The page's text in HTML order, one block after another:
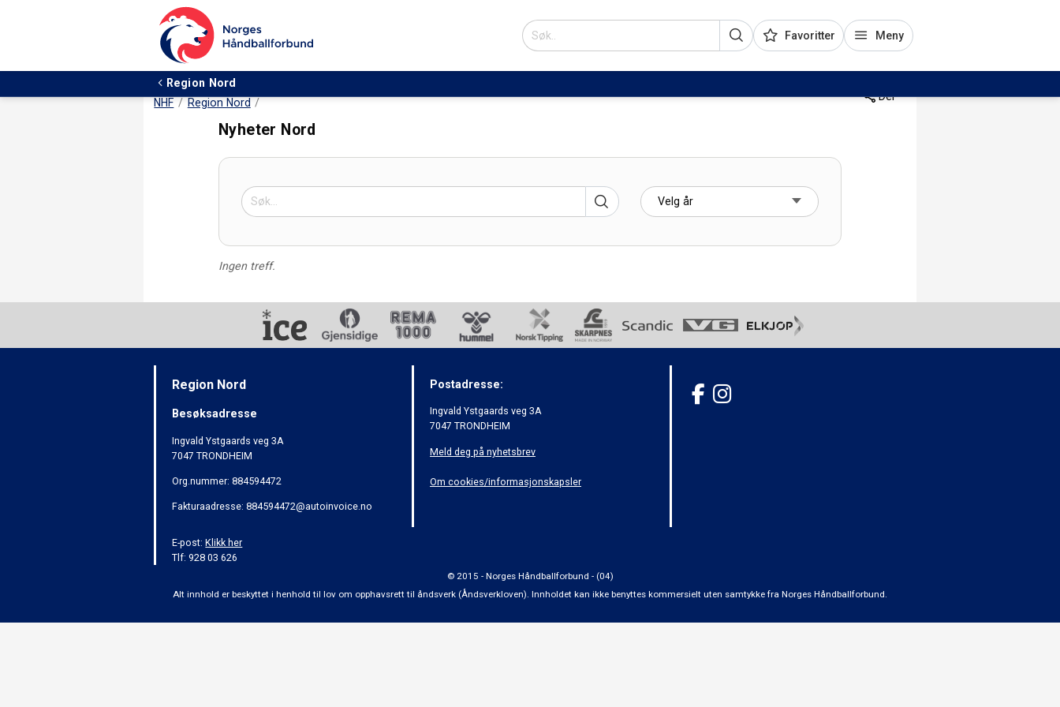
Favoritter Meny
Region Nord
NHF
Region Nord Del
Nyheter Nord
Ingen treff.
Region Nord
Besøksadresse
Ingvald Ystgaards veg 3A
7047 TRONDHEIM
Org.nummer: 884594472
Fakturaadresse: 884594472@autoinvoice.no
E-post:Klikk her
Tlf: 928 03 626
Postadresse:
Ingvald Ystgaards veg 3A
7047 TRONDHEIM
Meld deg på nyhetsbrev
Om cookies/informasjonskapsler
© 2015 - Norges Håndballforbund - (04)
Alt innhold er beskyttet i henhold til lov om opphavsrett til åndsverk (Åndsverkloven). Innholdet kan ikke benyttes kommersielt uten samtykke fra Norges Håndballforbund.